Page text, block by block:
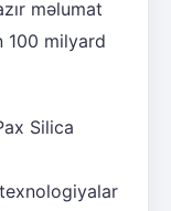
məlumat
100 milyard
Silica
texnologiyalar